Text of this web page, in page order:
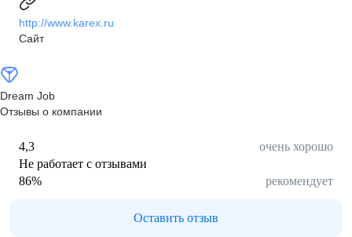
http://www.karex.ru
Сайт
Dream Job
Отзывы о компании
4,3
очень хорошо
Не работает с отзывами
86% рекомендует
Оставить отзыв